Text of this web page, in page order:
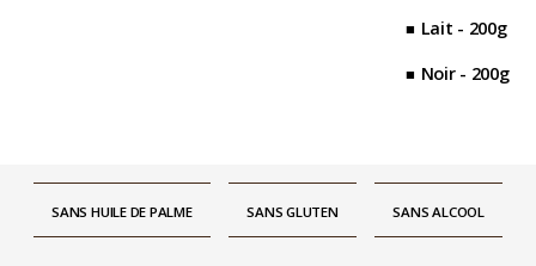
Lait - 200g
Noir - 200g
SANS HUILE DE PALME SANS GLUTEN SANS ALCOOL